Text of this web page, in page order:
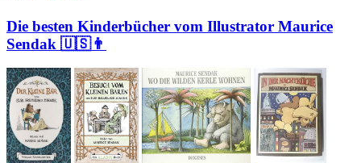
Die besten Kinderbücher vom Illustrator Maurice
Sendak 🇺🇸👨